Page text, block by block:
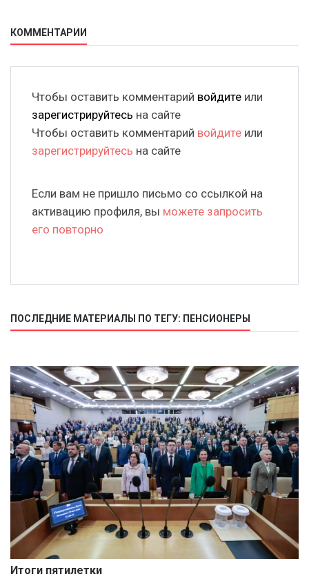
КОММЕНТАРИИ
Чтобы оставить комментарий войдите или
зарегистрируйтесь на сайте
Чтобы оставить комментарий войдите или
зарегистрируйтесь на сайте
Если вам не пришло письмо со ссылкой на
активацию профиля, вы можете запросить
его повторно
ПОСЛЕДНИЕ МАТЕРИАЛЫ ПО ТЕГУ: ПЕНСИОНЕРЫ
Итоги пятилетки